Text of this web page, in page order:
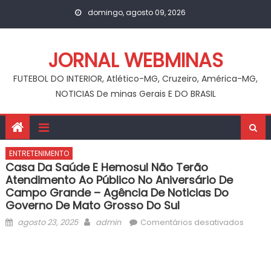
domingo, agosto 09, 2026
JORNAL WEBMINAS
FUTEBOL DO INTERIOR, Atlético-MG, Cruzeiro, América-MG,
NOTICIAS De minas Gerais E DO BRASIL
ENTRETENIMENTO
Casa Da Saúde E Hemosul Não Terão
Atendimento Ao Público No Aniversário De
Campo Grande – Agência De Noticias Do
Governo De Mato Grosso Do Sul
Posted
agosto 23, 2025 Author
admin Comentários desativadosem